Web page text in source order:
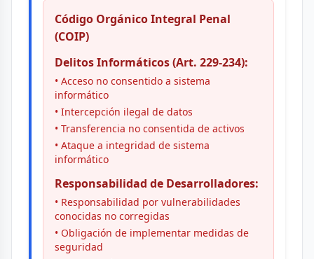
Código Orgánico Integral Penal
(COIP)
Delitos Informáticos (Art. 229-234):
• Acceso no consentido a sistema
informático
• Intercepción ilegal de datos
• Transferencia no consentida de activos
• Ataque a integridad de sistema
informático
Responsabilidad de Desarrolladores:
• Responsabilidad por vulnerabilidades
conocidas no corregidas
• Obligación de implementar medidas de
seguridad